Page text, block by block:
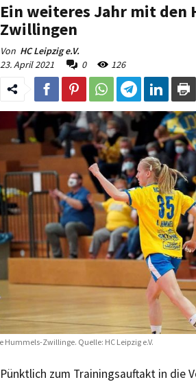
Ein weiteres Jahr mit den
Zwillingen
Von HC Leipzig e.V.
23. April 2021
0 126
Hummels-Zwillinge. Quelle: HC Leipzig e.V.
Pünktlich zum Trainingsauftakt in die